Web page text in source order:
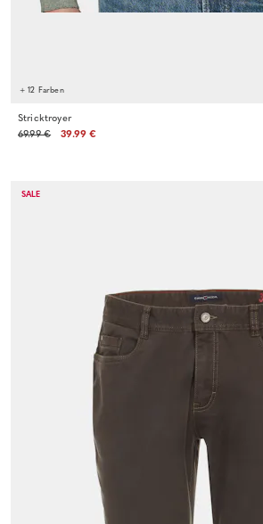
+ 12 Farben
Stricktroyer
69.99 €
39.99 €
SALE